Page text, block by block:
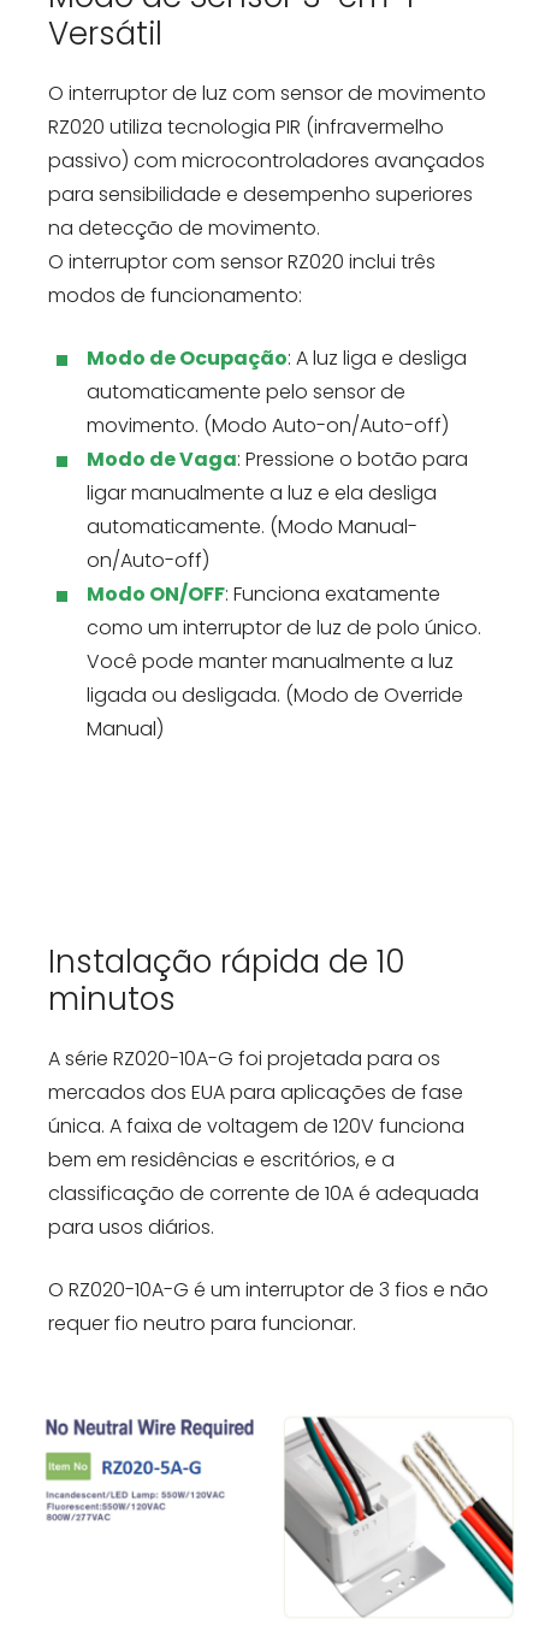
Versátil
O interruptor de luz com sensor de movimento
RZ020 utiliza tecnologia PIR (infravermelho
passivo) com microcontroladores avançados
para sensibilidade e desempenho superiores
na detecção de movimento.
O interruptor com sensor RZ020 inclui três
modos de funcionamento:
Modo de Ocupação: A luz liga e desliga
automaticamente pelo sensor de
movimento. (Modo Auto-on/Auto-off)
Modo de Vaga: Pressione o botão para
ligar manualmente a luz e ela desliga
automaticamente. (Modo Manual-
on/Auto-off)
Modo ON/OFF: Funciona exatamente
como um interruptor de luz de polo único.
Você pode manter manualmente a luz
ligada ou desligada. (Modo de Override
Manual)
Instalação rápida de 10
minutos
A série RZ020-10A-G foi projetada para os
mercados dos EUA para aplicações de fase
única. A faixa de voltagem de 120V funciona
bem em residências e escritórios, e a
classificação de corrente de 10A é adequada
para usos diários.
O RZ020-10A-G é um interruptor de 3 fios e não
requer fio neutro para funcionar.